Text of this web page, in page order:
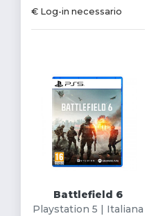
€ Log-in necessario
Battlefield 6
Playstation 5 | Italiana